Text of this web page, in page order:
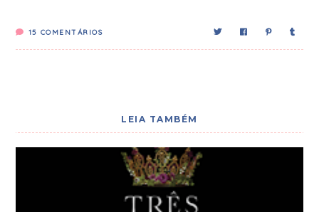
15 COMENTÁRIOS
LEIA TAMBÉM